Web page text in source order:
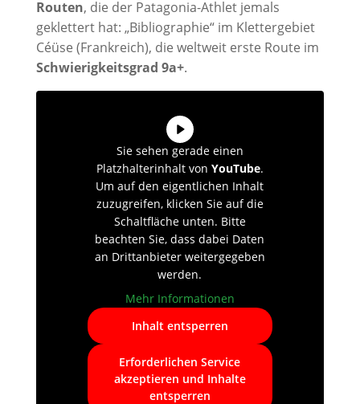
Routen, die der Patagonia-Athlet jemals
geklettert hat: „Bibliographie“ im Klettergebiet
Céüse (Frankreich), die weltweit erste Route im
Schwierigkeitsgrad 9a+.
Sie sehen gerade einen
Platzhalterinhalt von YouTube.
Um auf den eigentlichen Inhalt
zuzugreifen, klicken Sie auf die
Schaltfläche unten. Bitte
beachten Sie, dass dabei Daten
an Drittanbieter weitergegeben
werden.
Mehr Informationen
Inhalt entsperren
Erforderlichen Service
akzeptieren und Inhalte
entsperren